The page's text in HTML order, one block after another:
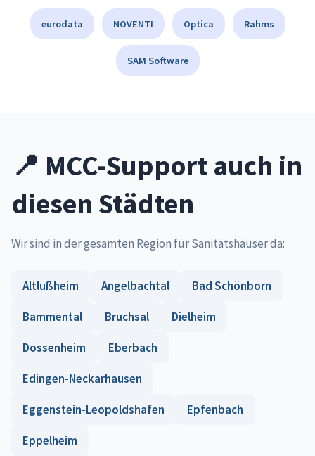
eurodata NOVENTI Optica Rahms
SAM Software
📍 MCC-Support auch in
diesen Städten
Wir sind in der gesamten Region für Sanitätshäuser da:
Altlußheim Angelbachtal
Bad Schönborn
Bammental
Bruchsal
Dielheim
Dossenheim
Eberbach
Edingen-Neckarhausen
Eggenstein-Leopoldshafen
Epfenbach
Eppelheim